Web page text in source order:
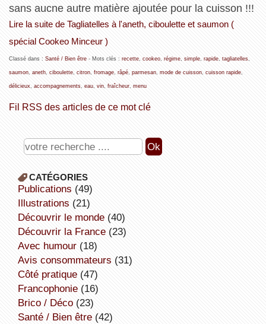
sans aucne autre matière ajoutée pour la cuisson !!!
Lire la suite de Tagliatelles à l'aneth, ciboulette et saumon (
spécial Cookeo Minceur )
Classé dans : Santé / Bien être- Mots clés : recette, cookeo, régime, simple, rapide, tagliatelles,
saumon, aneth, ciboulette, citron, fromage, râpé, parmesan, mode de cuisson, cuisson rapide,
délicieux accompagnements, eau, vin, fraîcheur, menu
Fil RSS des articles de ce mot clé
CATÉGORIES
publications (49)
illustrations (21)
découvrir le monde(40)
découvrir la France(23)
avec humour(18)
avis consommateurs (31)
côté pratique(47)
Francophonie(16)
Brico / Déco(23)
Santé / Bien être(42)